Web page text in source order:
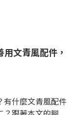
文青風配件，
有什麼文青風配件